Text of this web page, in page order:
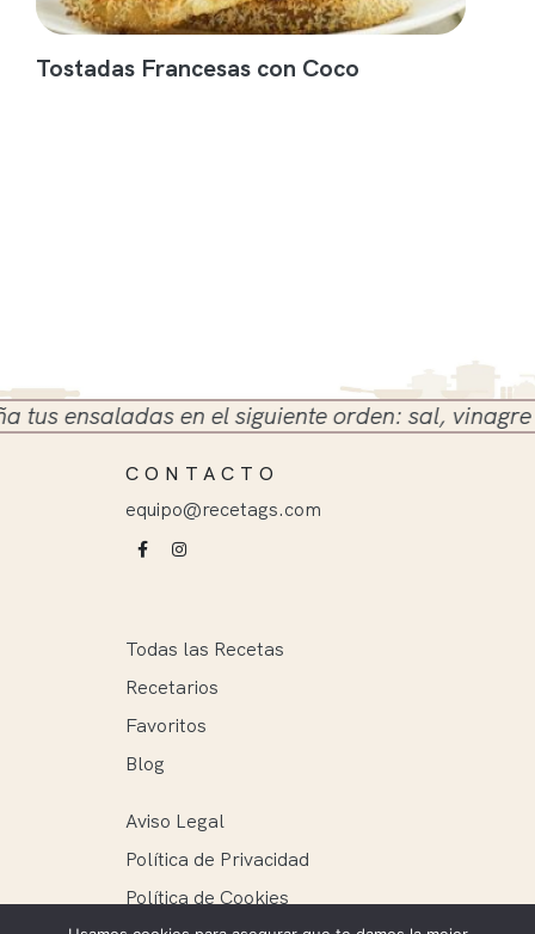
Tostadas Francesas con Coco
en el siguiente orden: sal, vinagre y
CONTACTO
equipo@recetags.com
Todas las Recetas
Recetarios
Favoritos
Blog
Aviso Legal
Política de Privacidad
Política de Cookies